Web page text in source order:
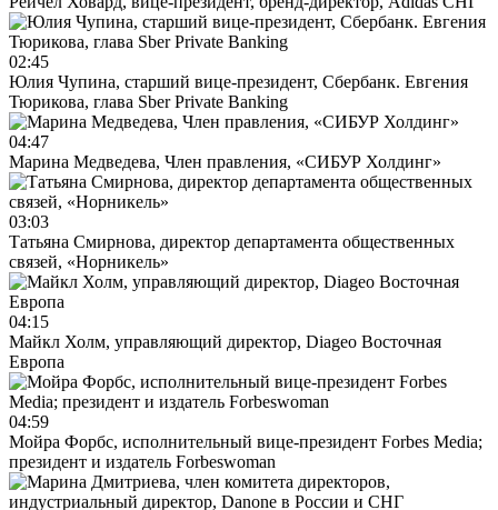
02:45
Юлия Чупина, старший вице-президент, Сбербанк. Евгения
Тюрикова, глава Sber Private Banking
04:47
Марина Медведева, Член правления, «СИБУР Холдинг»
03:03
Татьяна Смирнова, директор департамента общественных
связей, «Норникель»
04:15
Майкл Холм, управляющий директор, Diageo Восточная
Европа
04:59
Мойра Форбс, исполнительный вице-президент Forbes Media;
президент и издатель Forbeswoman